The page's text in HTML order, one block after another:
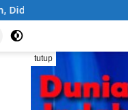
tutup